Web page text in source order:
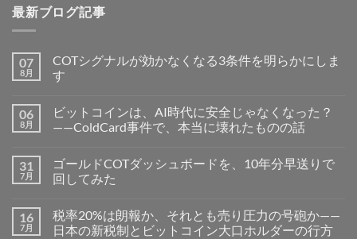
最新ブログ記事
07
8月
COTシグナルが効かなくなる3条件を明らかにしま
す
06
8月
ビットコインは、AI時代に安全じゃなくなった？
——ColdCard事件で、本当に壊れたものの話
31
7月
ゴールドCOTダッシュボードを、10年分早送りで
回してみた
16
7月
税率20%は朗報か、それとも売り圧力の号砲か——
日本の新税制とビットコイン大口ホルダーの行方